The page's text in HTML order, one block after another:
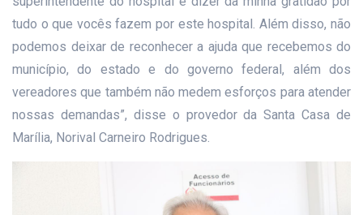
tudo o que vocês fazem por este hospital. Além disso, não
podemos deixar de reconhecer a ajuda que recebemos do
município, do estado e do governo federal, além dos
vereadores que também não medem esforços para atender
nossas demandas”, disse o provedor da Santa Casa de
Marília, Norival Carneiro Rodrigues.